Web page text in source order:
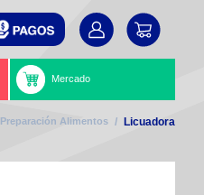
Mercado
Preparación Alimentos / Licuadora